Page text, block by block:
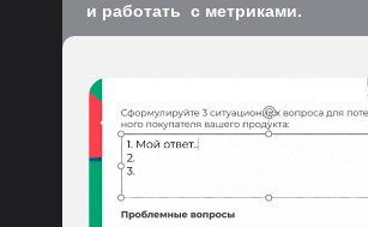
и работать с метриками.